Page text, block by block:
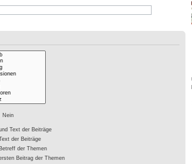
Nein
Text der Beiträge
der Beiträge
der Themen
Beitrag der Themen